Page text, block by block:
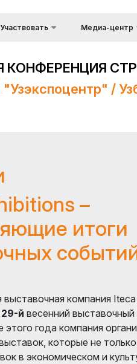
Участвовать
докладчиков
Медиа-центр
Фотогалерея
Видеогалерея
/
–
итоги
компания Iteca
29-й весенний
этого года компания
которые не
в экономическом и